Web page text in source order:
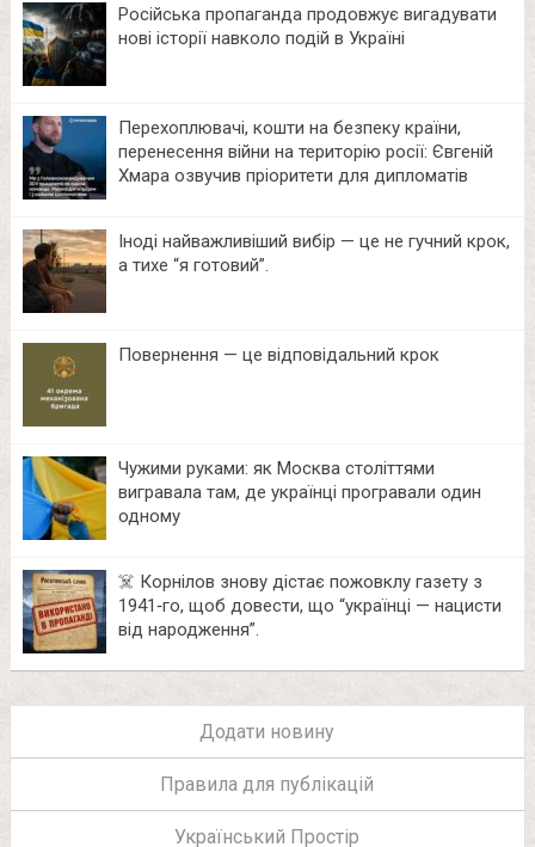
Російська пропаганда продовжує вигадувати
нові історії навколо подій в Україні
Перехоплювачі, кошти на безпеку країни,
перенесення війни на територію росії: Євгеній
Хмара озвучив пріоритети для дипломатів
Іноді найважливіший вибір — це не гучний крок,
а тихе “я готовий”.
Повернення — це відповідальний крок
Чужими руками: як Москва століттями
вигравала там, де українці програвали один
одному
☠️ Корнілов знову дістає пожовклу газету з
1941‑го, щоб довести, що “українці — нацисти
від народження”.
Додати новину
Правила для публікацій
Український Простір